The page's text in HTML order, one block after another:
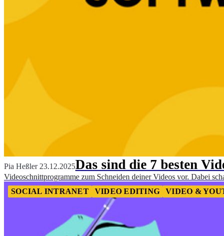
Pia Heßler 23.12.2025Das sind die 7 besten
Videoschnittprogramme zum Schneiden deiner Videos vor. Dabei
SOCIAL INTRANET
VIDEO EDITING VIDEO &